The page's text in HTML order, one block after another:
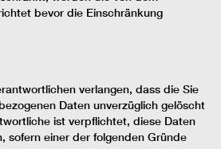
bevor die Einschränkung
verlangen, dass die Sie
Daten unverzüglich gelöscht
ist verpflichtet, diese Daten
sofern einer der folgenden Gründe